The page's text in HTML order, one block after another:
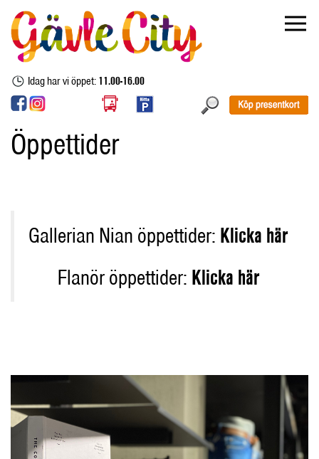
Idag har vi öppet:11.00-16.00
Öppettider
Gallerian Nian öppettider: Klicka här
Flanör öppettider: Klicka här